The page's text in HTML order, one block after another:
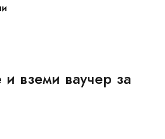
вземи ваучер за